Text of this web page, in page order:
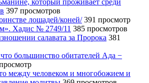
397 просмотров
лошадей/коней/ 391 просмотр
Хадис № 2749/11 385 просмотров
салавата за Пророка 381
большинство обитателей Ада −
между человеком и многобожием и